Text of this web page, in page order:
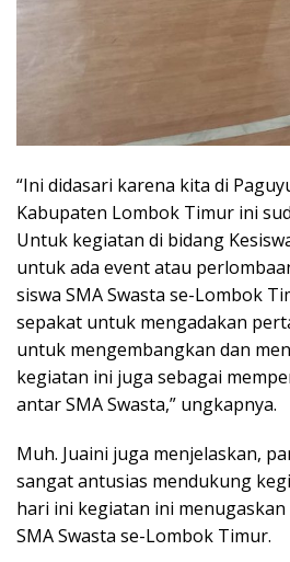
“Ini didasari karena kita di
Kabupaten Lombok Timur ini
Untuk kegiatan di bidang
untuk ada event atau
siswa SMA Swasta se-Lombok
sepakat untuk mengadakan
untuk mengembangkan dan
kegiatan ini juga sebagai
antar SMA Swasta,” ungkapnya.
Muh. Juaini juga menjelaskan,
sangat antusias mendukung
hari ini kegiatan ini menugaskan
SMA Swasta se-Lombok Timur.